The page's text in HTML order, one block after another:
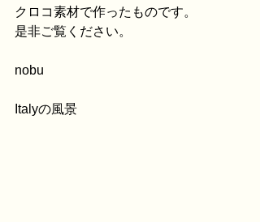
クロコ素材で作ったものです。
是非ご覧ください。
nobu
Italyの風景